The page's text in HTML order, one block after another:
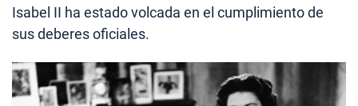
Isabel II ha estado volcada en el cumplimiento de
sus deberes oficiales.